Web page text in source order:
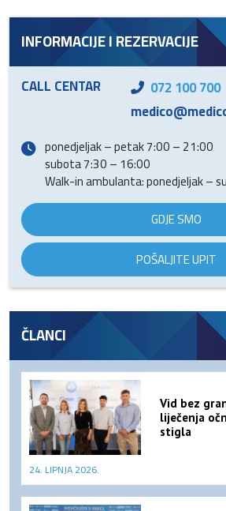
INFORMACIJE I REZERVACIJE
CALL CENTAR
072 100 700
ponedjeljak – petak 7:00 – 21:00
subota 7:30 – 16:00
Walk-in ambulanta: ponedjeljak –
GDJE SMO
POŠALJITE UPIT
ČLANCI
Vid bez
liječenja
stigla
24. LIPNJA 2026.